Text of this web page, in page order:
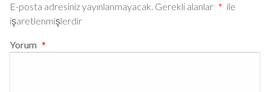
E-posta adresiniz yayınlanmayacak. Gerekli alanlar * ile
işaretlenmişlerdir
Yorum *